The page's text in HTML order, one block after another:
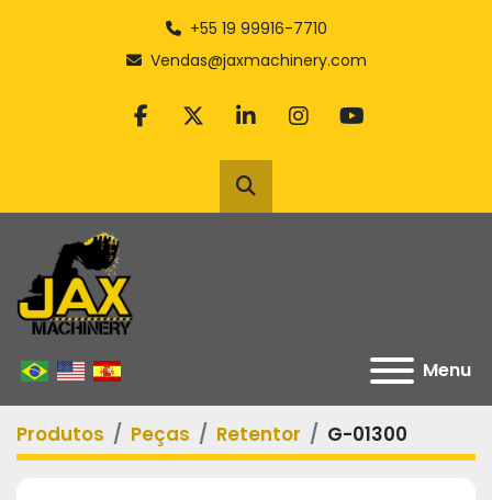
+55 19 99916-7710
Vendas@jaxmachinery.com
facebook
twitterlinkedininstagram
youtube
Pesquisar
Menu
Produtos Peças Retentor G-01300